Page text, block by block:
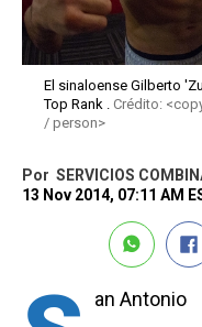
El sinaloense Gilberto
Top Rank . Crédito:
/ person>
Por SERVICIOS
13 Nov 2014, 07:11 AM
an Antonio